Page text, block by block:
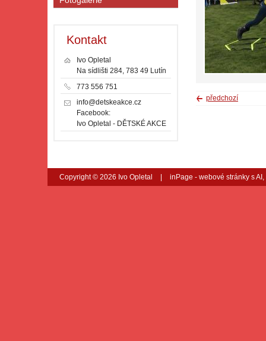
předchozí
Kontakt
Ivo Opletal
Na sídlišti 284, 783 49 Lutín
773 556 751
info@detskeakce.cz
Facebook:
Ivo Opletal - DĚTSKÉ AKCE
Copyright © 2026 Ivo Opletal | inPage - webové stránky s AI,